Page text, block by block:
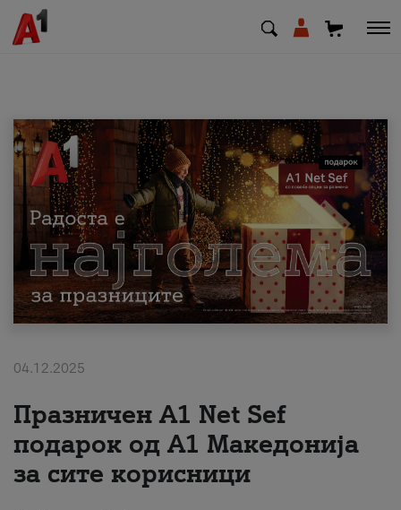
МК EN SQ
Приватни Деловни
Поддршка
Надополни кредит
За нас
#ПодобарОнлајн
04.12.2025
Празничен A1 Net Sеf
подарок од А1 Македонија
за сите корисници